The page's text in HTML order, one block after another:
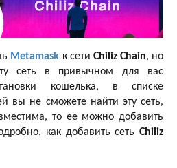
Metamask к сети Chiliz Chain, но
сеть в привычном для вас
кошелька, в списке
вы не сможете найти эту сеть,
то ее можно добавить
как добавить сеть Chiliz